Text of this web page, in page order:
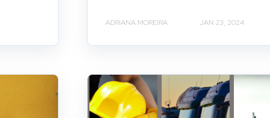
ADRIANA MOREIRA JAN 23, 2024